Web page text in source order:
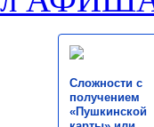
Сложности с
получением
«Пушкинской